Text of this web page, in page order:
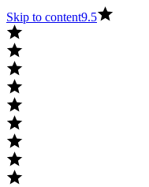
Skip to content9.5